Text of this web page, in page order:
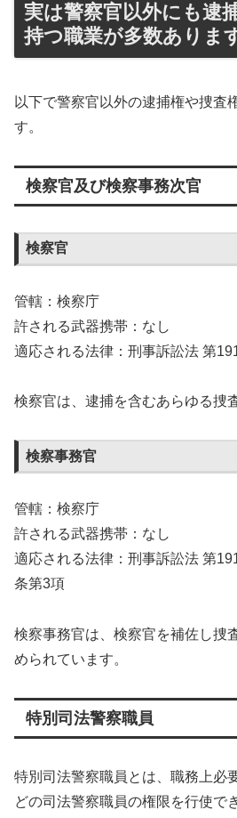
実は警察官以外にも逮
持つ職業が多数ありま
以下で警察官以外の逮捕権や捜査
す。
検察官及び検察事務次官
検察官
管轄：検察庁
許される武器携帯：なし
適応される法律：刑事訴訟法 第
検察官は、逮捕を含むあらゆる捜
検察事務官
管轄：検察庁
許される武器携帯：なし
適応される法律：刑事訴訟法 第
条第3項
検察事務官は、検察官を補佐し捜
められています。
特別司法警察職員
特別司法警察職員とは、職務上必
どの司法警察職員の権限を行使で